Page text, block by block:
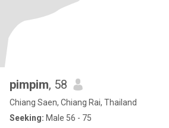
pimpim, 58
Chiang Saen, Chiang Rai, Thailand
Seeking: Male 56 - 75